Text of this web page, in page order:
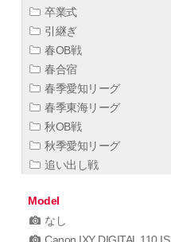
卒業式
引継ぎ
春OB戦
春合宿
春季愛知リーグ
春季東海リーグ
秋OB戦
秋季愛知リーグ
追い出し戦
Model
なし